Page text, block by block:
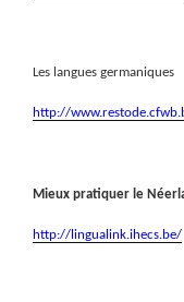
Les langues germaniques
http://
Mieux pratiquer le
http://lingualink.ihecs.be/